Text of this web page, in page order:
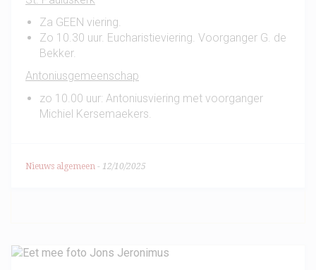
Za GEEN viering.
Zo 10.30 uur. Eucharistieviering. Voorganger G. de
Bekker.
Antoniusgemeenschap
zo 10.00 uur: Antoniusviering met voorganger
Michiel Kersemaekers.
Nieuws algemeen - 12/10/2025